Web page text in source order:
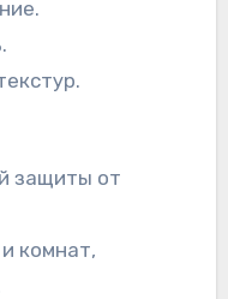
защиты от
комнат,